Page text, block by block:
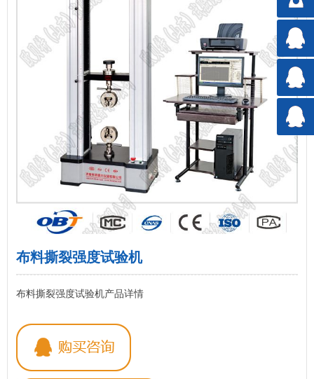
布料撕裂强度试验机
布料撕裂强度试验机产品详情